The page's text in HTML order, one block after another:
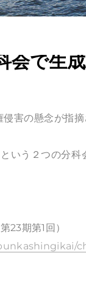
会で生
害の懸念が指
いう２つの分
23期第1回）